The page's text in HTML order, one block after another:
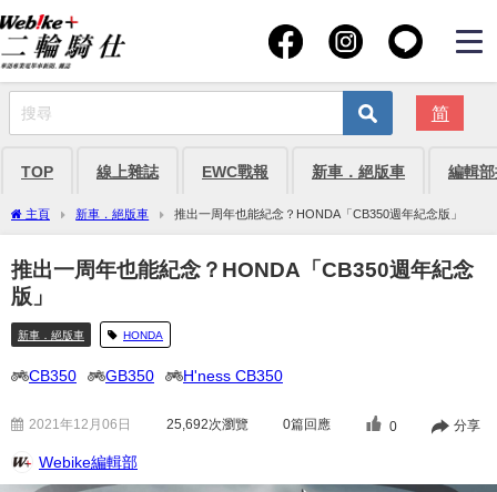
简
TOP 線上雜誌 EWC戰報 新車．絕版車 編輯
主頁 新車．絕版車 推出一周年也能紀念？HONDA「CB350週年紀念版」
推出一周年也能紀念？HONDA「CB350週年紀念
版」
新車．絕版車 HONDA
CB350 GB350 H'ness CB350
2021年12月06日 25,692次瀏覽 0篇回應 0 分享
Webike編輯部